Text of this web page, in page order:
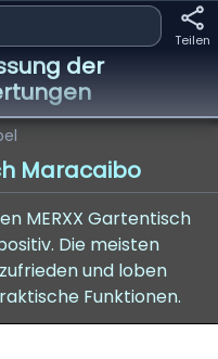
Teilen
der
Maracaibo
MERXX Gartentisch
Die meisten
und loben
Funktionen.